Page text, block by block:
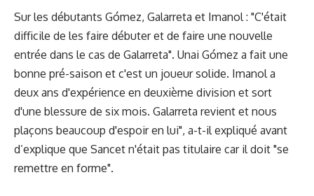
Sur les débutants Gómez, Galarreta et Imanol : "C'était
difficile de les faire débuter et de faire une nouvelle
entrée dans le cas de Galarreta". Unai Gómez a fait une
bonne pré-saison et c'est un joueur solide. Imanol a
deux ans d'expérience en deuxième division et sort
d'une blessure de six mois. Galarreta revient et nous
plaçons beaucoup d'espoir en lui", a-t-il expliqué avant
d’explique que Sancet n'était pas titulaire car il doit "se
remettre en forme".